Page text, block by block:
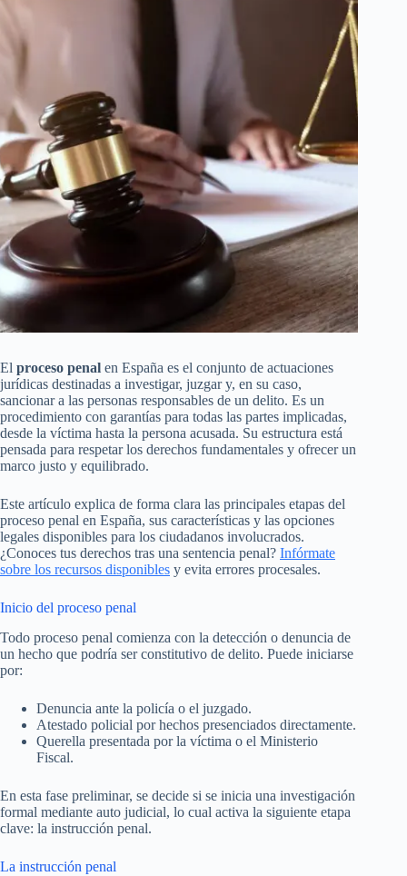
El proceso penal en España es el conjunto de actuaciones
jurídicas destinadas a investigar, juzgar y, en su caso,
sancionar a las personas responsables de un delito. Es un
procedimiento con garantías para todas las partes implicadas,
desde la víctima hasta la persona acusada. Su estructura está
pensada para respetar los derechos fundamentales y ofrecer un
marco justo y equilibrado.
Este artículo explica de forma clara las principales etapas del
proceso penal en España, sus características y las opciones
legales disponibles para los ciudadanos involucrados.
¿Conoces tus derechos tras una sentencia penal? Infórmate
sobre los recursos disponibles y evita errores procesales.
Inicio del proceso penal
Todo proceso penal comienza con la detección o denuncia de
un hecho que podría ser constitutivo de delito. Puede iniciarse
por:
Denuncia ante la policía o el juzgado.
Atestado policial por hechos presenciados directamente.
Querella presentada por la víctima o el Ministerio
Fiscal.
En esta fase preliminar, se decide si se inicia una investigación
formal mediante auto judicial, lo cual activa la siguiente etapa
clave: la instrucción penal.
La instrucción penal